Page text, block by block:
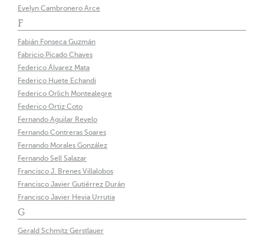
Evelyn Cambronero Arce
F
Fabián Fonseca Guzmán
Fabricio Picado Chaves
Federico Álvarez Mata
Federico Huete Echandi
Federico Orlich Montealegre
Federico Ortiz Coto
Fernando Aguilar Revelo
Fernando Contreras Soares
Fernando Morales González
Fernando Sell Salazar
Francisco J. Brenes Villalobos
Francisco Javier Gutiérrez Durán
Francisco Javier Hevia Urrutia
G
Gerald Schmitz Gerstlauer